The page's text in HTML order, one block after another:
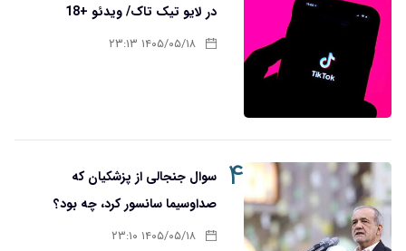
در لایو تیک تاک/ ویدئو +18
۱۴۰۵/۰۵/۱۸ ۲۳:۱۳
۴
سوال جنجالی از پزشکیان که
صدا‌و‌سیما سانسور کرد، چه بود؟
۱۴۰۵/۰۵/۱۸ ۲۳:۱۰